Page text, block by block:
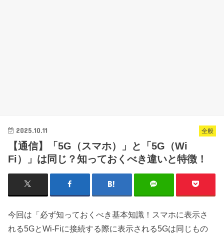
全般
2025.10.11
【通信】「5G（スマホ）」と「5G（Wi
Fi）」は同じ？知っておくべき違いと特徴！
今回は「必ず知っておくべき基本知識！スマホに表示さ
れる5GとWi-Fiに接続する際に表示される5Gは同じもの